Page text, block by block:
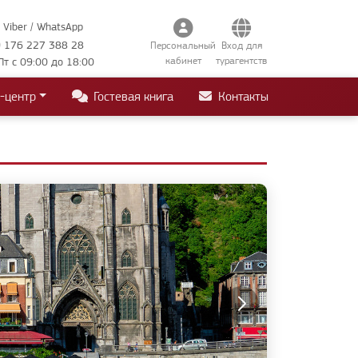
Viber / WhatsApp
176 227 388 28
с 09:00 до 18:00
Персональный
кабинет
Вход для
турагентств
центр Гостевая книга Контакты
• Марбург• Фюссен